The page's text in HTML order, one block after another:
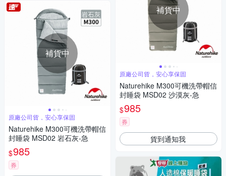
補貨中
原廠公司貨，安心享保固
Naturehike M300可機洗帶帽信
封睡袋 MSD02 岩石灰-急
$985
券
補貨中
原廠公司貨，安心享保固
Naturehike M300可機洗帶帽信
封睡袋 MSD02 沙漠灰-急
$985
券
貨到通知我